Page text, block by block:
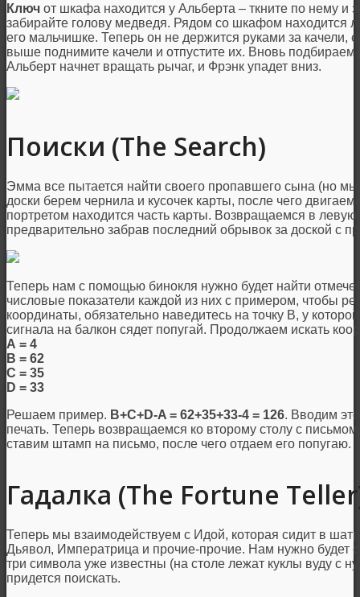
Ключ от шкафа находится у Альберта – ткните по нему и
забирайте голову медведя. Рядом со шкафом находится
его мальчишке. Теперь он не держится руками за качели,
выше поднимите качели и отпустите их. Вновь
Альберт начнет вращать рычаг, и Фрэнк упадет вниз.
Поиски (The Search)
Эмма все пытается найти своего пропавшего сына (но
доски берем чернила и кусочек карты, после чего
портретом находится часть карты. Возвращаемся в левую
предварительно забрав последний обрывок за доской с
Теперь нам с помощью бинокля нужно будет найти
числовые показатели каждой из них с примером, чтобы
координаты, обязательно наведитесь на точку В, у
сигнала на балкон сядет попугай. Продолжаем искать
А = 4
В = 62
С = 35
D = 33
Решаем пример. B+C+D-A = 62+35+33-4 = 126. Вводим
печать. Теперь возвращаемся ко второму столу с
ставим штамп на письмо, после чего отдаем его попугаю.
Гадалка (The Fortune
Теперь мы взаимодействуем с Идой, которая сидит в
Дьявол, Императрица и прочие-прочие. Нам нужно будет
три символа уже известны (на столе лежат куклы вуду с
придется поискать.